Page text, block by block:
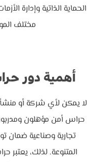
الحماية الذاتية وإدارة
مختلف
أهمية دور
لا يمكن لأي شركة أو
حراس أمن مؤهلون
تجارية وصناعية ضمان
المتنوعة. لذلك، يعتبر